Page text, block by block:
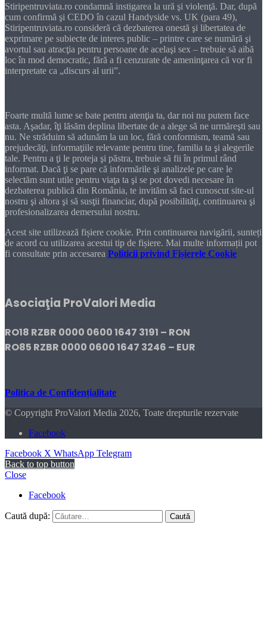
Stiripentruviata.ro condamnă instigarea la ură şi violenţă. Dar, după
cum confirmă şi CEDO în cazul Handyside vs. UK (para 49),
Stiripentruviata.ro consideră că dezbaterea onestă şi libertatea de
exprimare pe subiecte de interes public – printre care se numără şi
avortul sau atracţia pentru persoane de acelaşi sex – trebuie să aibă
loc în mod democratic, fără a fi cenzurate de ameninţarea că vor fi
interpretate ca „discurs al urii”.
Foarte multă lume se bate pentru atenţia ta, dar noi nu putem face
asta. Aşadar, îţi lăsăm deplina libertate de a alege să ne urmăreşti sau
nu. Ne străduim să adunăm la un loc, fără conformism, teamă sau
prejudecăţi, informaţiile relevante pentru tine, familia ta şi alegerile
tale. Pentru a ţi le proteja şi păstra, trebuie să fii în primul rând
informat. Dacă ţi se pare că informările şi analizele pe care le
selectăm sunt utile pentru viaţa ta şi se pot dovedi necesare în
dezbaterea publică din România, te invităm să faci cunoscut site-ul
nostru şi altora şi să susţii financiar, după posibilităţi, continuarea şi
profesionalizarea demersului nostru.
Acest site utilizează fișiere cookie. Prin continuarea navigării, sunteți
de acord cu utilizarea acestui tip de fișiere. Mai multe informații pot
fi consultate prin accesarea Politicii privind Fișierele Cookie
Asociaţia ProValori Media
RO18 RZBR 0000 0600 1647 3191 – RON
RO85 RZBR 0000 0600 1647 3246 – EUR
Politica de Confidențialitate
© Copyright ProValori Media 2026, Toate drepturile rezervate
Facebook
Facebook X WhatsApp Telegram
Back to top button
Close
Facebook
Caută după: